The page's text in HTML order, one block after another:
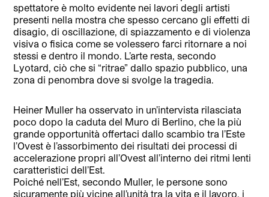
spettatore è molto evidente nei lavori degli artisti
presenti nella mostra che spesso cercano gli effetti di
disagio, di oscillazione, di spiazzamento e di violenza
visiva o fisica come se volessero farci ritornare a noi
stessi e dentro il mondo. L’arte resta, secondo
Lyotard, ciò che si “ritrae” dallo spazio pubblico, una
zona di penombra dove si svolge la tragedia.
Heiner Muller ha osservato in un’intervista rilasciata
poco dopo la caduta del Muro di Berlino, che la più
grande opportunità offertaci dallo scambio tra l’Este
l’Ovest è l’assorbimento dei risultati dei processi di
accelerazione propri all’Ovest all’interno dei ritmi lenti
caratteristici dell’Est.
Poiché nell’Est, secondo Muller, le persone sono
sicuramente più vicine all’unità tra la vita e il lavoro, i